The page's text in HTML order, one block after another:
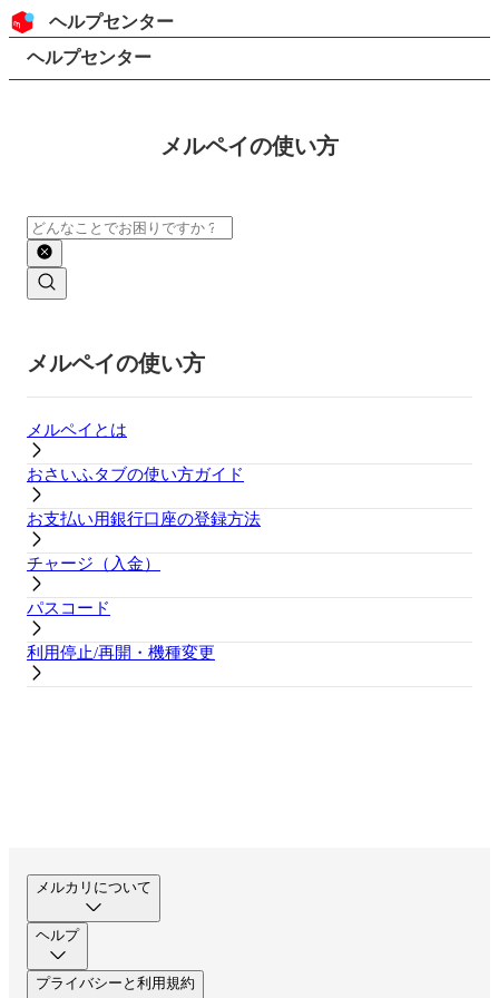
コンテンツにスキップ
ヘッダー
ヘルプセンター
検索
パンくずリスト
ヘルプセンター
メルペイの使い方
検索
メルペイの使い方
メルペイとは
おさいふタブの使い方ガイド
お支払い用銀行口座の登録方法
チャージ（入金）
パスコード
利用停止/再開・機種変更
メルカリについて
ヘルプ
プライバシーと利用規約